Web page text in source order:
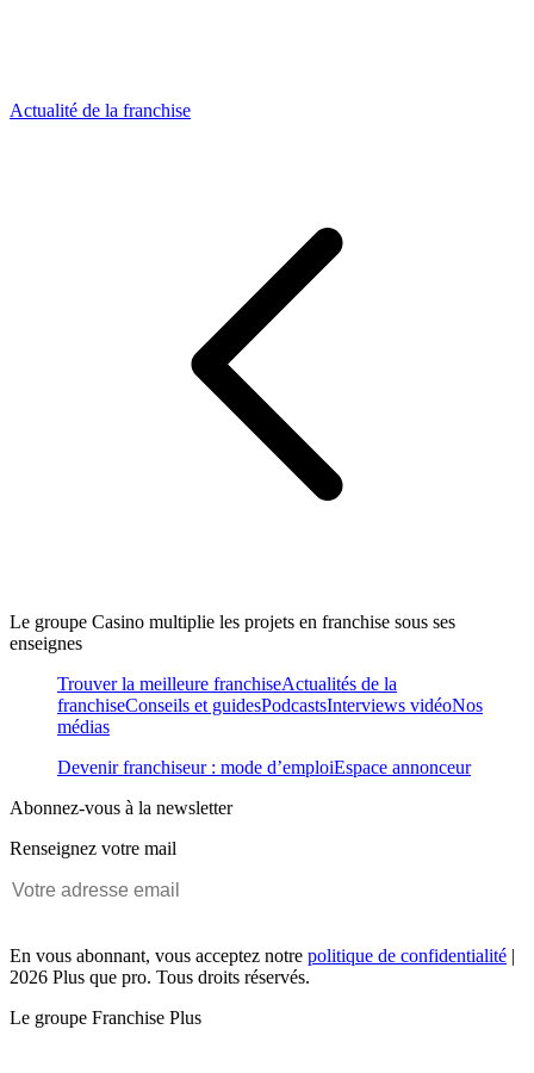
Actualité de la franchise
Le groupe Casino multiplie les projets en franchise sous ses
enseignes
Trouver la meilleure franchiseActualités de la
franchiseConseils et guidesPodcastsInterviews vidéoNos
médias
Devenir franchiseur : mode d’emploiEspace annonceur
Abonnez-vous à la newsletter
Renseignez votre mail
En vous abonnant, vous acceptez notre politique de confidentialité |
2026 Plus que pro. Tous droits réservés.
Le groupe Franchise Plus